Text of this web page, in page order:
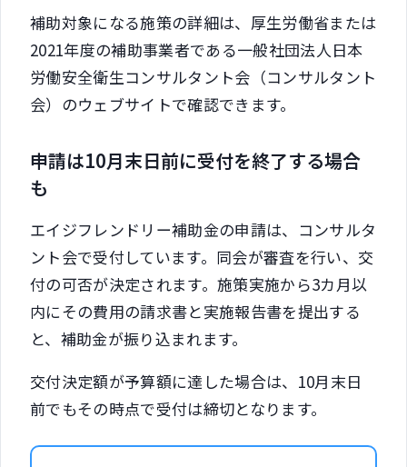
補助対象になる施策の詳細は、厚生労働省または
2021年度の補助事業者である一般社団法人日本
労働安全衛生コンサルタント会（コンサルタント
会）のウェブサイトで確認できます。
申請は10月末日前に受付を終了する場合
も
エイジフレンドリー補助金の申請は、コンサルタ
ント会で受付しています。同会が審査を行い、交
付の可否が決定されます。施策実施から3カ月以
内にその費用の請求書と実施報告書を提出する
と、補助金が振り込まれます。
交付決定額が予算額に達した場合は、10月末日
前でもその時点で受付は締切となります。